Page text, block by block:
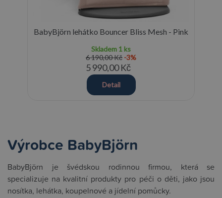
BabyBjörn lehátko Bouncer Bliss Mesh - Pink
Skladem 1 ks
6 190,00 Kč -3%
5 990,00 Kč
Detail
Výrobce BabyBjörn
BabyBjörn je švédskou rodinnou firmou, která se
specializuje na kvalitní produkty pro péči o děti, jako jsou
nosítka, lehátka, koupelnové a jídelní pomůcky.